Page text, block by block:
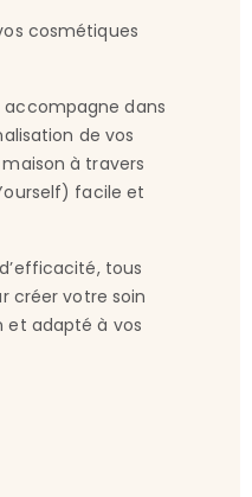
cosmétiques
accompagne dans
de vos
à travers
facile et
tous
créer votre soin
et adapté à vos